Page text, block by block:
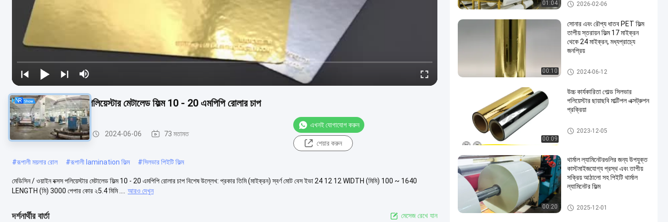
মেডিসিন / ওয়াইন বক্সস পলিয়েস্টার মেটালেড ফিল্ম 10 - 20 এমপিপি রোলার চাপ
ধাতবজাত পোষা প্রাণীর ফিল্ম 2024-06-06 73 মতামত
এখনই যোগাযোগ করুন
শেয়ার করুন
#রূপালী ময়লার রোল #রূপালী lamination ফিল্ম #সিলভার পিইটি ফিল্ম
মেডিসিন / ওয়াইন বক্সস পলিয়েস্টার মেটালেড ফিল্ম 10 - 20 এমপিপি রোলার চাপ বিশেষ উল্লেখ: প্রকার তিমি (মাইক্রন) স্বর্ণ মোট বেস ইভা 24 12 12 WIDTH (মিমি) 100 ~ 1640
LENGTH (মি) 3000 পেপার কোর ২5.4 মিমি ....
আরও দেখুন
দর্শনার্থীর বার্তা মেসেজ রেখে যান
01:04 BOPP থার্মাল ল্যামিনেশন ছায়াছবি
2026-02-06
00:10
সোনার এবং রৌপ্য ধাতব PET ফিল্ম
তাপীয় স্তরায়ন ফিল্ম 17 মাইক্রন
থেকে 24 মাইক্রন, মধ্যপ্রাচ্যে
জনপ্রিয়
ধাতবজাত পোষা প্রাণীর ফিল্ম
2024-06-12
00:09
উচ্চ কার্যকারিতা গোল্ড সিলভার
পলিয়েস্টার ছায়াছবি মাল্টিপল এক্সট্রুশন
প্রক্রিয়া
ধাতবজাত পোষা প্রাণীর ফিল্ম
2023-12-05
00:20
থার্মাল ল্যামিনেটরগুলির জন্য উপযুক্ত
কাস্টমাইজযোগ্য প্রস্থ এবং তাপীয়
সক্রিয় আঠালো সহ পিইটি থার্মাল
ল্যামিনেটর ফিল্ম
পিইটি তাপীয় ল্যামিনেশন ছায়াছবির
2025-12-01